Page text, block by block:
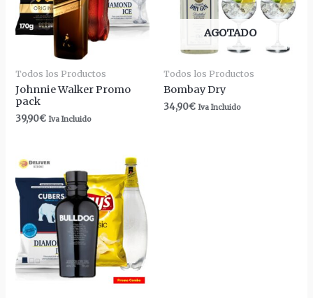
Todos los Productos
Johnnie Walker Promo
pack
39,90€ Iva Incluido
AGOTADO
Todos los Productos
Bombay Dry
34,90€ Iva Incluido